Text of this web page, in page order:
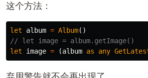
这个方法：
let album = Album()
// let image = album.getImage()
let
image = (album as any